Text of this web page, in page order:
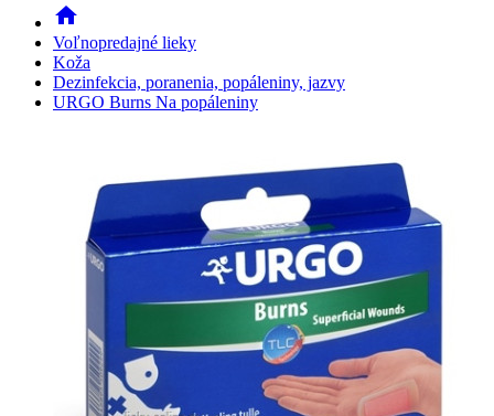
home
Voľnopredajné lieky
Koža
Dezinfekcia, poranenia, popáleniny, jazvy
URGO Burns Na popáleniny